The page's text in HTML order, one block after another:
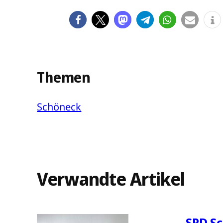
Themen
Schöneck
Verwandte Artikel